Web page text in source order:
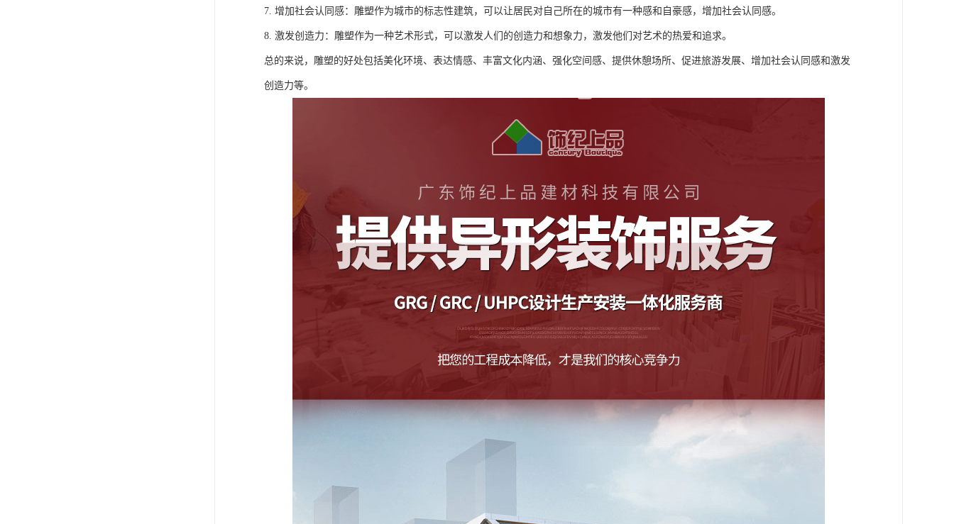
7. 增加社会认同感：雕塑作为城市的标志性建筑，可以让居民对自己所在的城市有一种感和自豪感，增加社会认同感。
8. 激发创造力：雕塑作为一种艺术形式，可以激发人们的创造力和想象力，激发他们对艺术的热爱和追求。
总的来说，雕塑的好处包括美化环境、表达情感、丰富文化内涵、强化空间感、提供休憩场所、促进旅游发展、增加社会认同感和激发
创造力等。